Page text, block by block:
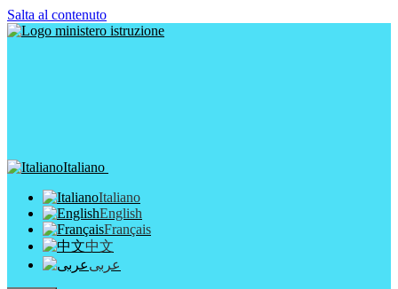
Salta al contenuto
Italiano
Italiano
English
Français
中文
عربى